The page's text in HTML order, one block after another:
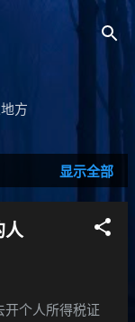
方
显示全部
人
开个人所得税证